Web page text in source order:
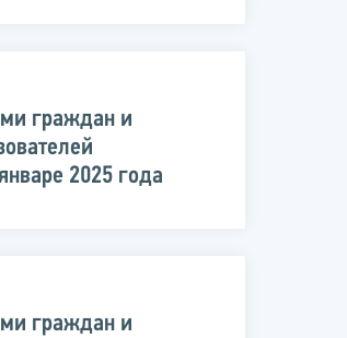
граждан и
2025 года
граждан и